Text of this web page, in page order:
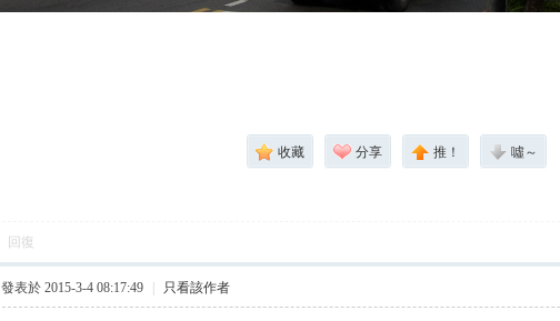
收藏 分享 推！ 噓～
回復
發表於 2015-3-4 08:17:49 只看該作者